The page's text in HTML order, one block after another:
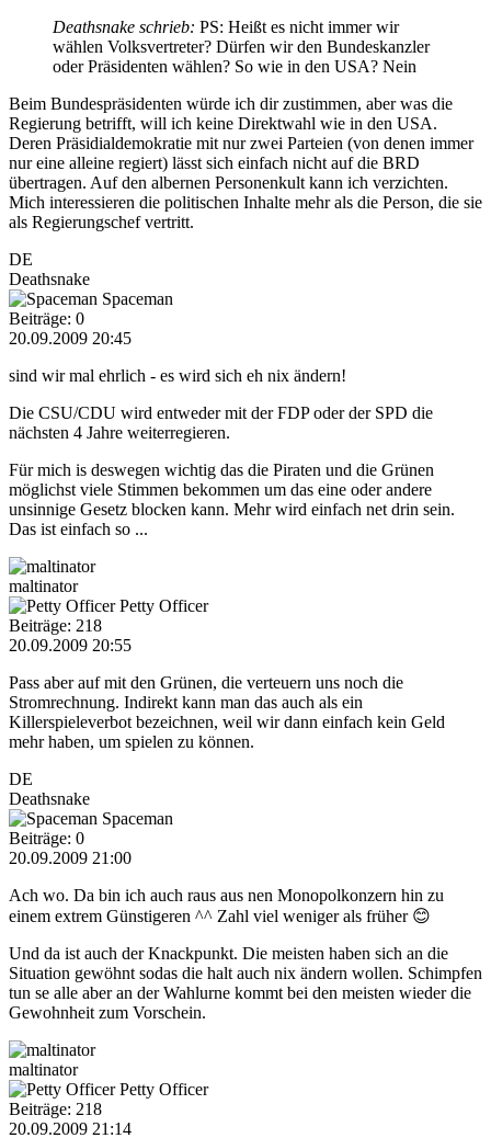
Deathsnake schrieb: PS: Heißt es nicht immer wir
wählen Volksvertreter? Dürfen wir den Bundeskanzler
oder Präsidenten wählen? So wie in den USA? Nein
Beim Bundespräsidenten würde ich dir zustimmen, aber was die
Regierung betrifft, will ich keine Direktwahl wie in den USA.
Deren Präsidialdemokratie mit nur zwei Parteien (von denen immer
nur eine alleine regiert) lässt sich einfach nicht auf die BRD
übertragen. Auf den albernen Personenkult kann ich verzichten.
Mich interessieren die politischen Inhalte mehr als die Person, die sie
als Regierungschef vertritt.
DE
Deathsnake
Spaceman
Beiträge: 0
20.09.2009 20:45
sind wir mal ehrlich - es wird sich eh nix ändern!
Die CSU/CDU wird entweder mit der FDP oder der SPD die
nächsten 4 Jahre weiterregieren.
Für mich is deswegen wichtig das die Piraten und die Grünen
möglichst viele Stimmen bekommen um das eine oder andere
unsinnige Gesetz blocken kann. Mehr wird einfach net drin sein.
Das ist einfach so ...
maltinator
Petty Officer
Beiträge: 218
20.09.2009 20:55
Pass aber auf mit den Grünen, die verteuern uns noch die
Stromrechnung. Indirekt kann man das auch als ein
Killerspieleverbot bezeichnen, weil wir dann einfach kein Geld
mehr haben, um spielen zu können.
DE
Deathsnake
Spaceman
Beiträge: 0
20.09.2009 21:00
Ach wo. Da bin ich auch raus aus nen Monopolkonzern hin zu
einem extrem Günstigeren ^^ Zahl viel weniger als früher 😊
Und da ist auch der Knackpunkt. Die meisten haben sich an die
Situation gewöhnt sodas die halt auch nix ändern wollen. Schimpfen
tun se alle aber an der Wahlurne kommt bei den meisten wieder die
Gewohnheit zum Vorschein.
maltinator
Petty Officer
Beiträge: 218
20.09.2009 21:14